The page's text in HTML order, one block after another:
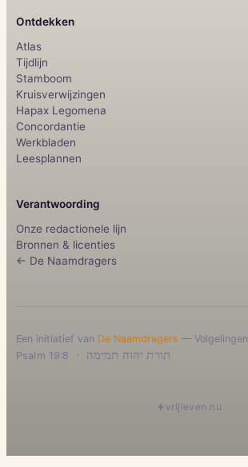
Ontdekken
Atlas
Tijdlijn
Stamboom
Kruisverwijzingen
Hapax Legomena
Concordantie
Werkbladen
Leesplannen
Verantwoording
Onze redactionele lijn
Bronnen & licenties
← De Naamdragers
Een initiatief van De Naamdragers —
תורת יהוה תמימה ·
Psalm 19:8
vrijleven.nu